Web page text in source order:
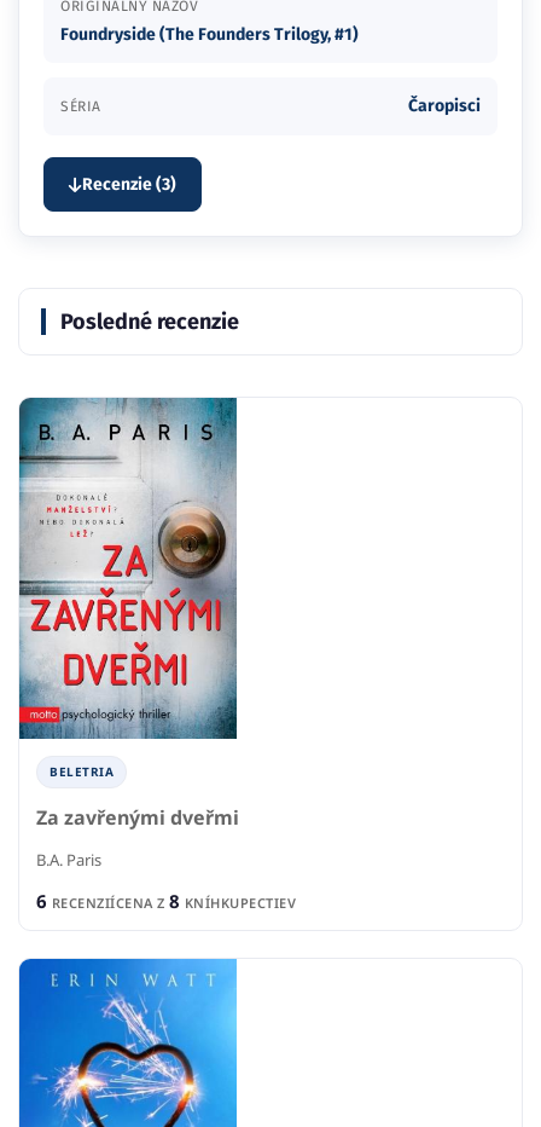
ORIGINÁLNY NÁZOV
Foundryside (The Founders Trilogy, #1)
SÉRIA Čaropisci
Recenzie (3)
Posledné recenzie
BELETRIA
Za zavřenými dveřmi
B.A. Paris
6 RECENZIÍCENA Z 8 KNÍHKUPECTIEV